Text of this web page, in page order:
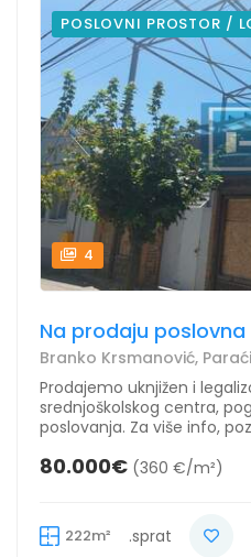
POSLOVNI PROSTOR /
4
Na prodaju
Branko Krsmanović,
Prodajemo uknjižen i
srednjoškolskog centra,
poslovanja. Za više info,
80.000€ (360 €/m²)
222m² .sprat